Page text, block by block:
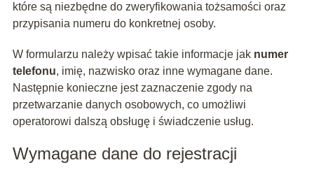
które są niezbędne do zweryfikowania tożsamości oraz
przypisania numeru do konkretnej osoby.
W formularzu należy wpisać takie informacje jak numer
telefonu, imię, nazwisko oraz inne wymagane dane.
Następnie konieczne jest zaznaczenie zgody na
przetwarzanie danych osobowych, co umożliwi
operatorowi dalszą obsługę i świadczenie usług.
Wymagane dane do rejestracji